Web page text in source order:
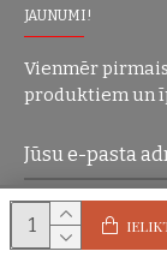
JAUNUMI!
Vienmēr
produktiem un
Esmu
piekrītu visiem